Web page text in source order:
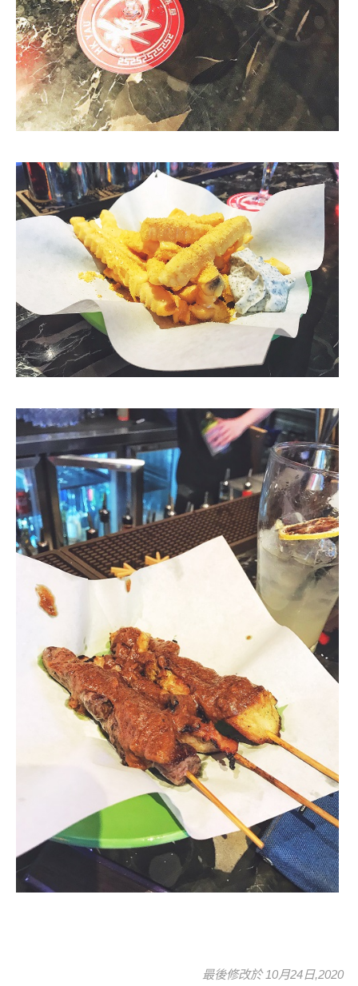
最後修改於 10月24日,2020